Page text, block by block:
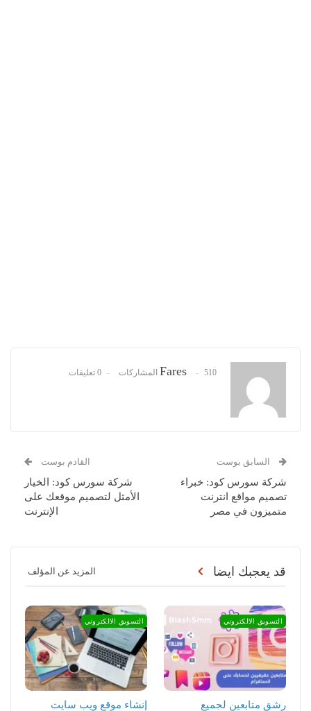
Fares 510 المشاركات 0 تعليقات
السابق بوست
شركة سورس كود: خبراء
تصميم مواقع انترنت
متميزون في مصر
القادم بوست
شركة سورس كود: الخيار
الأمثل لتصميم موقعك على
الإنترنت
قد يعجبك ايضا المزيد عن المؤلف
التسويق الالكتروني
رشق متابعين لجميع
التسويق الالكتروني
إنشاء موقع ويب سايت